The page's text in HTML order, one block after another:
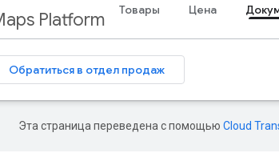
Platform Товары Цена
Обратиться в отдел продаж
Эта страница переведена с помощью Cloud